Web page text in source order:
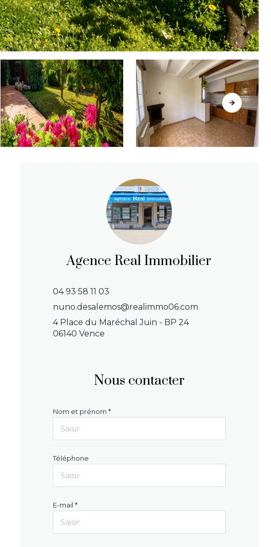
Agence Real Immobilier
04 93 58 11 03
nuno.desalemos@realimmo06.com
4 Place du Maréchal Juin - BP 24
06140 Vence
Nous contacter
Nom et prénom *
Téléphone
E-mail *